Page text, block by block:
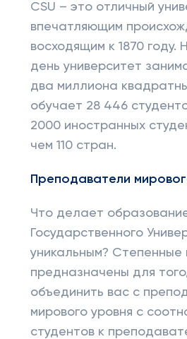
CSU – это отличный
впечатляющим
восходящим к 1870 году.
день университет
два миллиона
обучает 28 446
2000 иностранных
чем 110 стран.
Преподаватели
Что делает
Государственного
уникальным?
предназначены для
объединить вас с
мирового уровня с
студентов к